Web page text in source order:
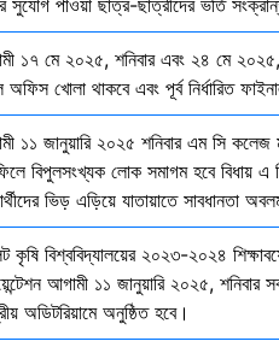
সুযোগ পাওয়া ছাত্র-ছাত্রীদের ভর্তি
১৭ মে ২০২৫, শনিবার এবং ২৪ মে ২০২৫,
খোলা থাকবে এবং পূর্ব নির্ধারিত
১১ জানুয়ারি ২০২৫ শনিবার এম সি
বিপুলসংখ্যক লোক সমাগম হবে বিধায় এ
ভিড় এড়িয়ে যাতায়াতে সাবধানতা
কৃষি বিশ্ববিদ্যালয়ের ২০২৩-২০২৪
আগামী ১১ জানুয়ারি ২০২৫, শনিবার
অডিটরিয়ামে অনুষ্ঠিত হবে।